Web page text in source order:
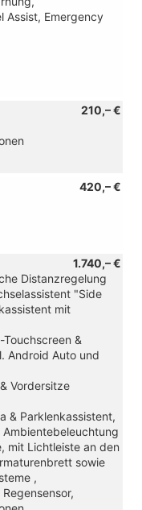
Assist, Emergency
210,– €
420,– €
1.740,– €
Distanzregelung
"Side
mit
&
Android Auto und
Vordersitze
& Parklenkassistent,
mit Lichtleiste an den
sowie
,